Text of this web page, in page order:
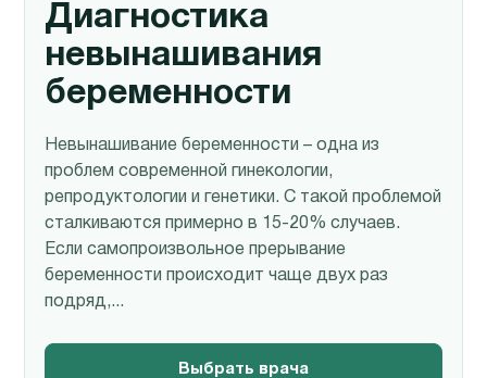
Диагностика
невынашивания
беременности
Невынашивание беременности – одна из
проблем современной гинекологии,
репродуктологии и генетики. С такой проблемой
сталкиваются примерно в 15-20% случаев.
Если самопроизвольное прерывание
беременности происходит чаще двух раз
подряд,...
Выбрать врача